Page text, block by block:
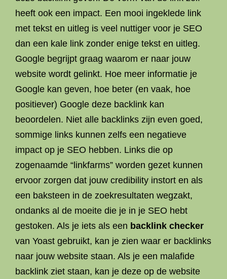
heeft ook een impact. Een mooi ingeklede link
met tekst en uitleg is veel nuttiger voor je SEO
dan een kale link zonder enige tekst en uitleg.
Google begrijpt graag waarom er naar jouw
website wordt gelinkt. Hoe meer informatie je
Google kan geven, hoe beter (en vaak, hoe
positiever) Google deze backlink kan
beoordelen. Niet alle backlinks zijn even goed,
sommige links kunnen zelfs een negatieve
impact op je SEO hebben. Links die op
zogenaamde “linkfarms” worden gezet kunnen
ervoor zorgen dat jouw credibility instort en als
een baksteen in de zoekresultaten wegzakt,
ondanks al de moeite die je in je SEO hebt
gestoken. Als je iets als een backlink checker
van Yoast gebruikt, kan je zien waar er backlinks
naar jouw website staan. Als je een malafide
backlink ziet staan, kan je deze op de website